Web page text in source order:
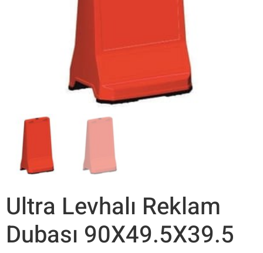
Ultra Levhalı Reklam
Dubası 90X49.5X39.5